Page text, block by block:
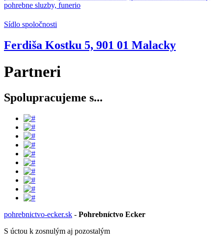
Sídlo spoločnosti
Ferdiša Kostku 5, 901 01 Malacky
Partneri
Spolupracujeme s...
pohrebnictvo-ecker.sk - Pohrebníctvo Ecker
S úctou k zosnulým aj pozostalým